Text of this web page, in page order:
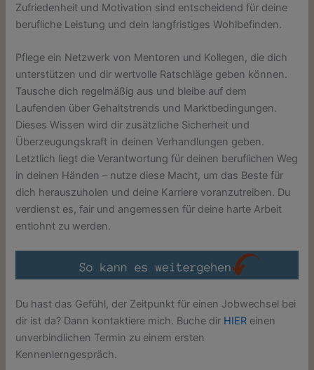
Zufriedenheit und Motivation sind entscheidend für deine
berufliche Leistung und dein langfristiges Wohlbefinden.
Pflege ein Netzwerk von Mentoren und Kollegen, die dich
unterstützen und dir wertvolle Ratschläge geben können.
Tausche dich regelmäßig aus und bleibe auf dem
Laufenden über Gehaltstrends und Marktbedingungen.
Dieses Wissen wird dir zusätzliche Sicherheit und
Überzeugungskraft in deinen Verhandlungen geben.
Letztlich liegt die Verantwortung für deinen beruflichen Weg
in deinen Händen – nutze diese Macht, um das Beste für
dich herauszuholen und deine Karriere voranzutreiben. Du
verdienst es, fair und angemessen für deine harte Arbeit
entlohnt zu werden.
Du hast das Gefühl, der Zeitpunkt für einen Jobwechsel bei
dir ist da? Dann kontaktiere mich. Buche dir HIER einen
unverbindlichen Termin zu einem ersten
Kennenlerngespräch.